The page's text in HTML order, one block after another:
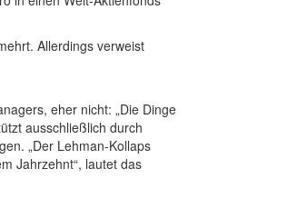
Allerdings verweist
eher nicht: „Die Dinge
ausschließlich durch
„Der Lehman-Kollaps
Jahrzehnt“, lautet das